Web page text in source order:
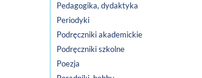
Pedagogika, dydaktyka
Periodyki
Podręczniki akademickie
Podręczniki szkolne
Poezja